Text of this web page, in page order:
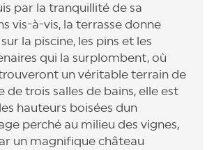
par la tranquillité de sa
vis-à-vis, la terrasse donne
la piscine, les pins et les
qui la surplombent, où
un véritable terrain de
de trois salles de bains, elle est
hauteurs boisées dun
perché au milieu des vignes,
un magnifique château